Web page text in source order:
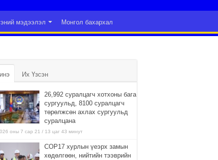
мэдээлэл Монгол бахархал
Их Үзсэн
26,992 суралцагч хотхоны бага
сургуульд, 8100 суралцагч
төрөлжсөн ахлах сургуульд
суралцана
оны 7 сар 21 / 13 цаг 43 минут
COP17 хурлын үеэрх замын
хөдөлгөөн, нийтийн тээврийн